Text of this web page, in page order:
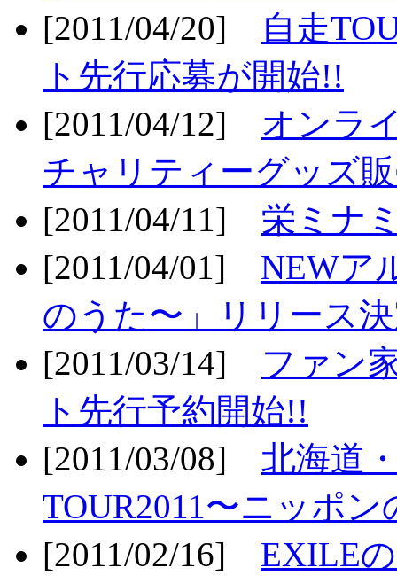
[2011/04/20]
自走
ト先行応募が開始!!
[2011/04/12] オンラ
チャリティーグッズ
[2011/04/11] 栄ミナ
[2011/04/01] NEWア
のうた〜」リリース
[2011/03/14] ファン
ト先行予約開始!!
[2011/03/08] 北海道
TOUR2011〜ニッポ
[2011/02/16] EXILE